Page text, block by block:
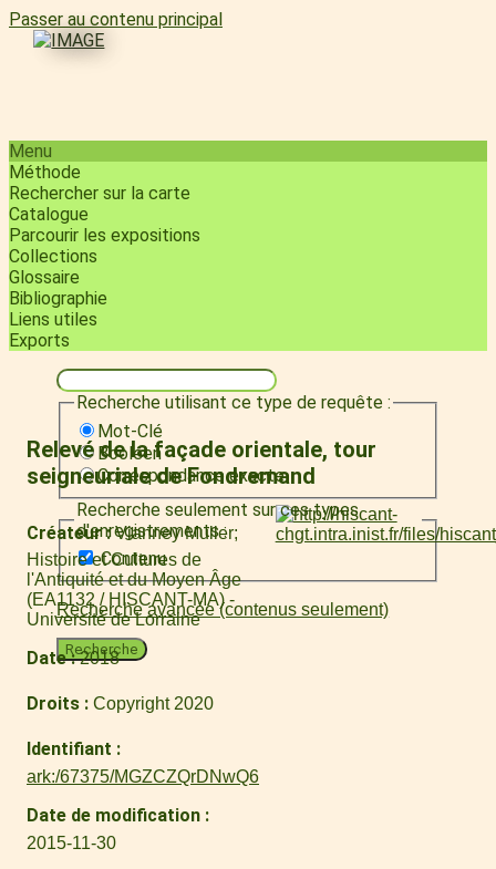
Passer au contenu principal
Menu
Méthode
Rechercher sur la carte
Catalogue
Parcourir les expositions
Collections
Glossaire
Bibliographie
Liens utiles
Exports
Recherche utilisant ce type de requête :
Mot-Clé
Booléen
Correspondance exacte
Recherche seulement sur ces types
d'enregistrements :
Contenu
Recherche avancée (contenus seulement)
Recherche
Relevé de la façade orientale, tour
seigneuriale de Fondremand
Créateur
Vianney Muller
Histoire et Cultures de
l'Antiquité et du Moyen Âge
(EA1132 / HISCANT-MA) -
Université de Lorraine
Date 2018
Droits Copyright 2020
Identifiant
ark:/67375/MGZCZQrDNwQ6
Date de modification
2015-11-30